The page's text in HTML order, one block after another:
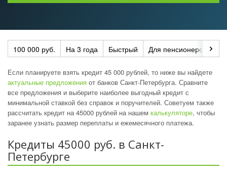
100 000 руб. На 3 года Быстрый Для пенсионеров
Если планируете взять кредит 45 000 рублей, то ниже вы найдете
актуальные предложения от банков Санкт-Петербурга. Сравните
все предложения и выберите наиболее выгодный кредит с
минимальной ставкой без справок и поручителей. Советуем также
рассчитать кредит на 45000 рублей на нашем калькуляторе, чтобы
заранее узнать размер переплаты и ежемесячного платежа.
Кредиты 45000 руб. в Санкт-
Петербурге